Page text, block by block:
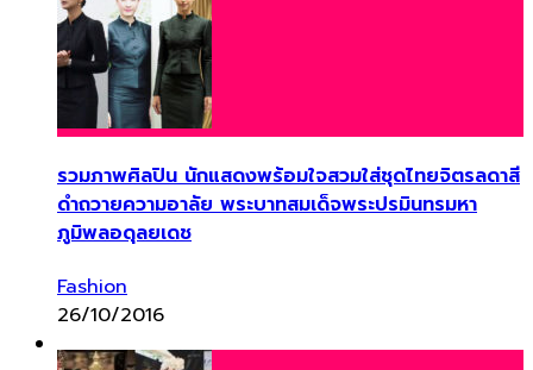
รวมภาพศิลปิน นักแสดงพร้อมใจสวมใส่ชุดไทยจิตรลดาสี
ดำถวายความอาลัย พระบาทสมเด็จพระปรมินทรมหา
ภูมิพลอดุลยเดช
Fashion
26/10/2016